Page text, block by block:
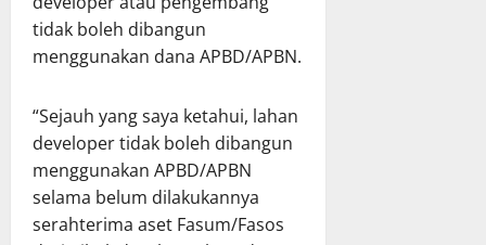
tidak boleh dibangun
menggunakan dana APBD/APBN.
“Sejauh yang saya ketahui, lahan
developer tidak boleh dibangun
menggunakan APBD/APBN
selama belum dilakukannya
serahterima aset Fasum/Fasos